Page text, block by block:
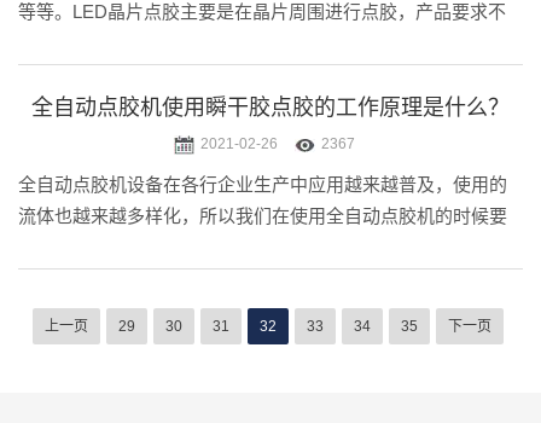
等等。LED晶片点胶主要是在晶片周围进行点胶，产品要求不
求的LED晶片上完.....
全自动点胶机使用瞬干胶点胶的工作原理是什么？
2021-02-26 2367
全自动点胶机设备在各行企业生产中应用越来越普及，使用的
流体也越来越多样化，所以我们在使用全自动点胶机的时候要
家使用最多的胶水种类之一.....
上一页 29 30 31 32 33 34 35 下一页